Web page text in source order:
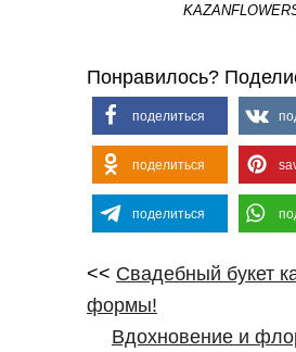
Понравилось?
поделиться
поделиться
поделиться
<< Свадебный букет
формы!
Вдохновение и